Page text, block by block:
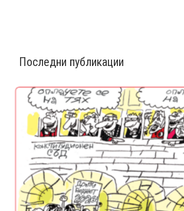
Последни публикации